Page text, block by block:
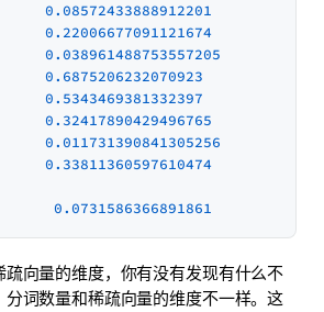
0.08572433888912201
0.22006677091121674
0.038961488753557205
0.6875206232070923
0.5343469381332397
0.32417890429496765
0.011731390841305256
0.33811360597610474
0.0731586366891861
疏向量的维度，你有没有发现有什么不
分词数量和稀疏向量的维度不一样。这